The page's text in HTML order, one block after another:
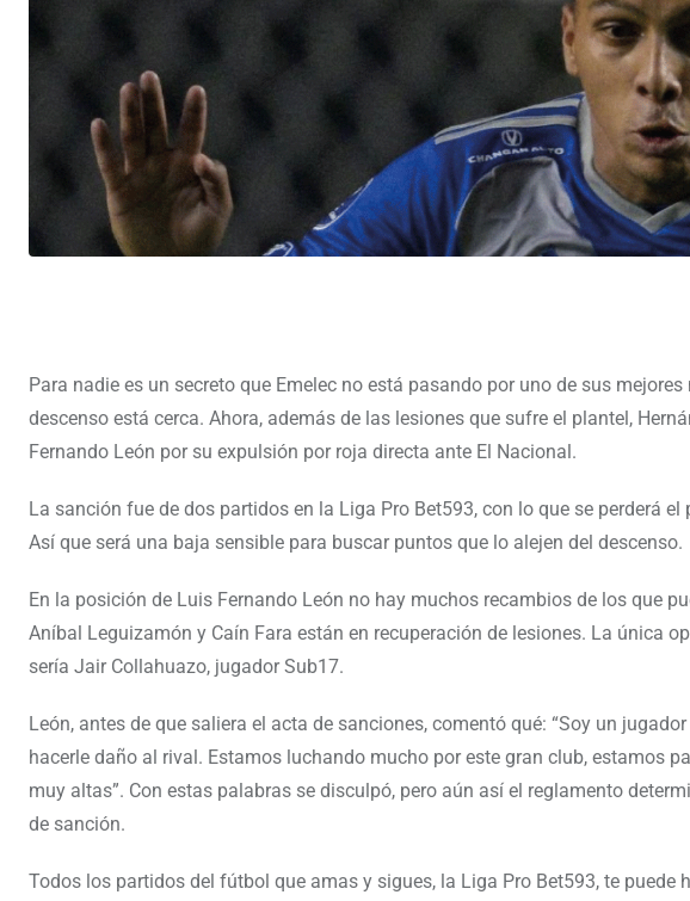
Para nadie es un secreto que Emelec no está pasando por uno de sus
descenso está cerca. Ahora, además de las lesiones que sufre el plantel,
Fernando León por su expulsión por roja directa ante El Nacional.
La sanción fue de dos partidos en la Liga Pro Bet593, con lo que se perderá
Así que será una baja sensible para buscar puntos que lo alejen del descenso.
En la posición de Luis Fernando León no hay muchos recambios de los que
Aníbal Leguizamón y Caín Fara están en recuperación de lesiones. La única
sería Jair Collahuazo, jugador Sub17.
León, antes de que saliera el acta de sanciones, comentó qué: “Soy un
hacerle daño al rival. Estamos luchando mucho por este gran club, estamos
muy altas”. Con estas palabras se disculpó, pero aún así el reglamento
de sanción.
Todos los partidos del fútbol que amas y sigues, la Liga Pro Bet593, te puede